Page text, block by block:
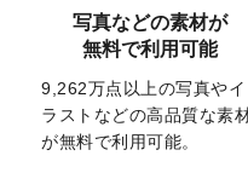
2025/12/22
2026年版
テンプレー
開いたし
2025/9/30
【新商品
きるよう
写真などの素材が
無料で利用可能
9,262万点以上の写真やイ
ラストなどの高品質な素
が無料で利用可能。